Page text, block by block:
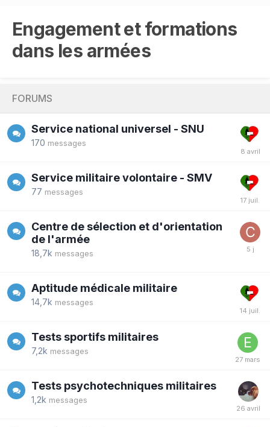
Engagement et formations
dans les armées
FORUMS
Service national universel - SNU
170 messages
Service militaire volontaire - SMV
77 messages
Centre de sélection et d'orientation
de l'armée
18,7k messages
Aptitude médicale militaire
14,7k messages
Tests sportifs militaires
7,2k messages
Tests psychotechniques militaires
1,2k messages